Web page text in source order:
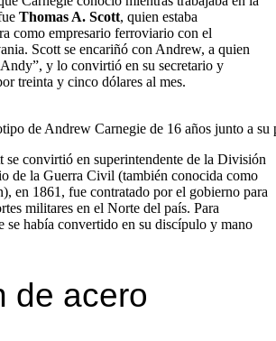
Thomas A. Scott, quien estaba
como empresario ferroviario con el
Scott se encariñó con Andrew, a quien
y lo convirtió en su secretario y
treinta y cinco dólares al mes.
de Andrew Carnegie de 16 años junto a su
se convirtió en superintendente de la División
de la Guerra Civil (también conocida como
en 1861, fue contratado por el gobierno para
militares en el Norte del país. Para
se había convertido en su discípulo y mano
de acero